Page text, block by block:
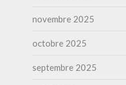
novembre 2025
octobre 2025
septembre 2025